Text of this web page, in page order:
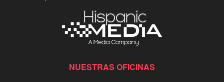
NUESTRAS OFICINAS